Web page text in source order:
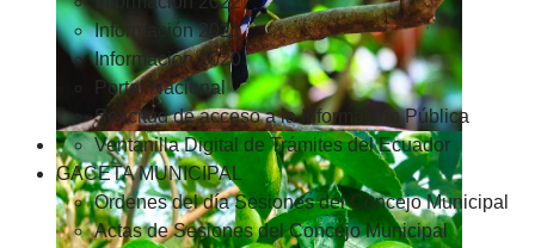
Información 2021
Información 2020
Portal Nacional
Solicitud de acceso a la Información Pública
Ventanilla Digital de Trámites del Ecuador
GACETA MUNICIPAL
Ordenes del día Sesiones del Concejo Municipal
Actas de Sesiones del Concejo Municipal